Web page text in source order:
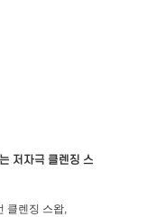
저자극 클렌징 스
클렌징 스왑,